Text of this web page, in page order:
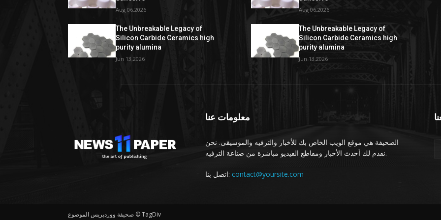
Aug 06,2026
The Unbreakable Legacy of
Silicon Carbide Ceramics high
purity alumina
Jun 13,2026
Aug 06,2026
The Unbreakable Legacy of
Silicon Carbide Ceramics high
purity alumina
Jun 13,2026
معلومات عنا
الصحيفة هي موقع الويب الخاص بك للأخبار والترفيه والموسيقى. نحن
نقدم لك أحدث الأخبار ومقاطع الفيديو مباشرة من صناعة الترفيه.
اتصل بنا: contact@yoursite.com
صحيفة ووردبريس الموضوع © TagDiv